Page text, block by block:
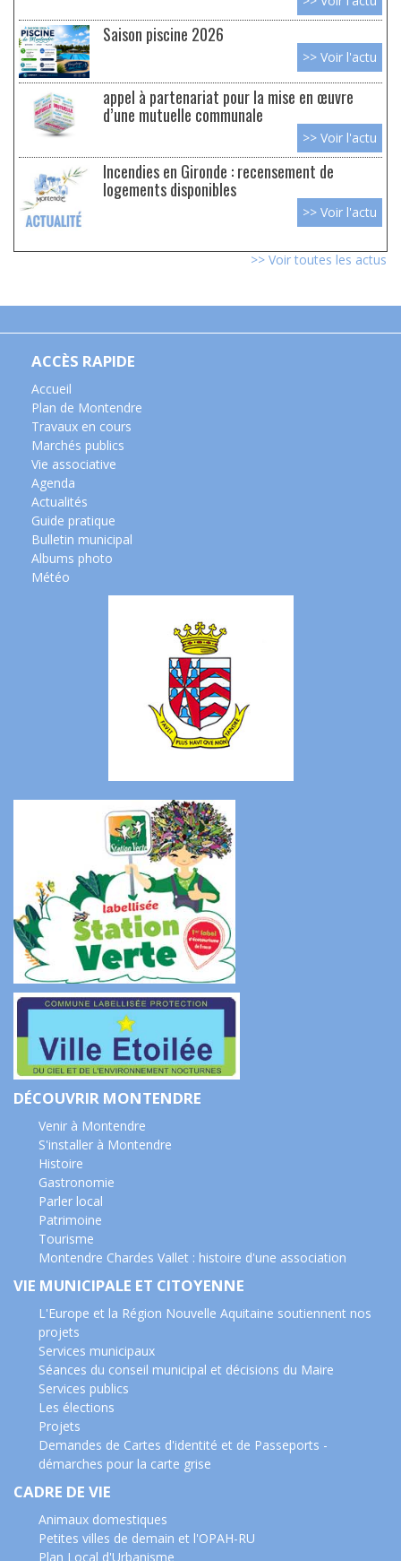
Saison piscine 2026
>> Voir l'actu
appel à partenariat pour la mise en œuvre
d’une mutuelle communale
>> Voir l'actu
Incendies en Gironde : recensement de
logements disponibles
>> Voir l'actu
>> Voir toutes les actus
ACCÈS RAPIDE
Accueil
Plan de Montendre
Travaux en cours
Marchés publics
Vie associative
Agenda
Actualités
Guide pratique
Bulletin municipal
Albums photo
Météo
DÉCOUVRIR MONTENDRE
Venir à Montendre
S'installer à Montendre
Histoire
Gastronomie
Parler local
Patrimoine
Tourisme
Montendre Chardes Vallet : histoire d'une association
VIE MUNICIPALE ET CITOYENNE
L'Europe et la Région Nouvelle Aquitaine soutiennent nos
projets
Services municipaux
Séances du conseil municipal et décisions du Maire
Services publics
Les élections
Projets
Demandes de Cartes d'identité et de Passeports -
démarches pour la carte grise
CADRE DE VIE
Animaux domestiques
Petites villes de demain et l'OPAH-RU
Plan Local d'Urbanisme